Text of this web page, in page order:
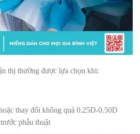
thị thường được lựa chọn khi:
thay đổi không quá 0.25D-0.50D
phẫu thuật